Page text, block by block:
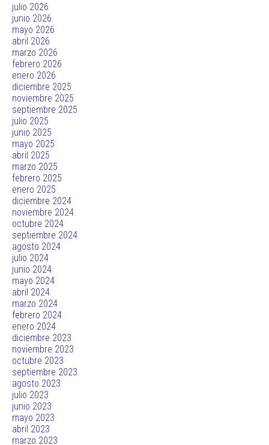
julio 2026
junio 2026
mayo 2026
abril 2026
marzo 2026
febrero 2026
enero 2026
diciembre 2025
noviembre 2025
septiembre 2025
julio 2025
junio 2025
mayo 2025
abril 2025
marzo 2025
febrero 2025
enero 2025
diciembre 2024
noviembre 2024
octubre 2024
septiembre 2024
agosto 2024
julio 2024
junio 2024
mayo 2024
abril 2024
marzo 2024
febrero 2024
enero 2024
diciembre 2023
noviembre 2023
octubre 2023
septiembre 2023
agosto 2023
julio 2023
junio 2023
mayo 2023
abril 2023
marzo 2023